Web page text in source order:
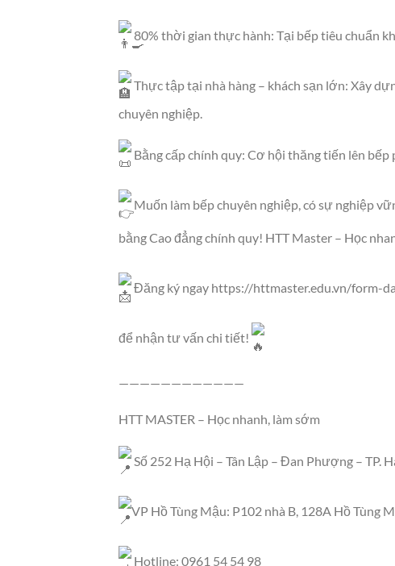
80% thời gian thực hành: Tại bếp tiêu chuẩn
Thực tập tại nhà hàng – khách sạn lớn: Xây
chuyên nghiệp.
Bằng cấp chính quy: Cơ hội thăng tiến lên
Muốn làm bếp chuyên nghiệp, có sự nghiệp
bằng Cao đẳng chính quy! HTT Master – Học
Đăng ký ngay https://httmaster.edu.vn/form-
để nhận tư vấn chi tiết!
————————————
HTT MASTER – Học nhanh, làm sớm
Số 252 Hạ Hội – Tân Lập – Đan Phượng – TP.
VP Hồ Tùng Mậu: P102 nhà B, 128A Hồ Tùng
Hotline: 0961 54 54 98